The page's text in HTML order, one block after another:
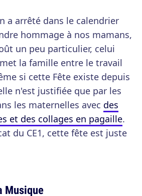
a arrêté dans le calendrier
hommage à nos mamans,
un peu particulier, celui
la famille entre le travail
si cette Fête existe depuis
n'est justifiée que par les
les maternelles avec des
et des collages en pagaille.
du CE1, cette fête est juste
Musique